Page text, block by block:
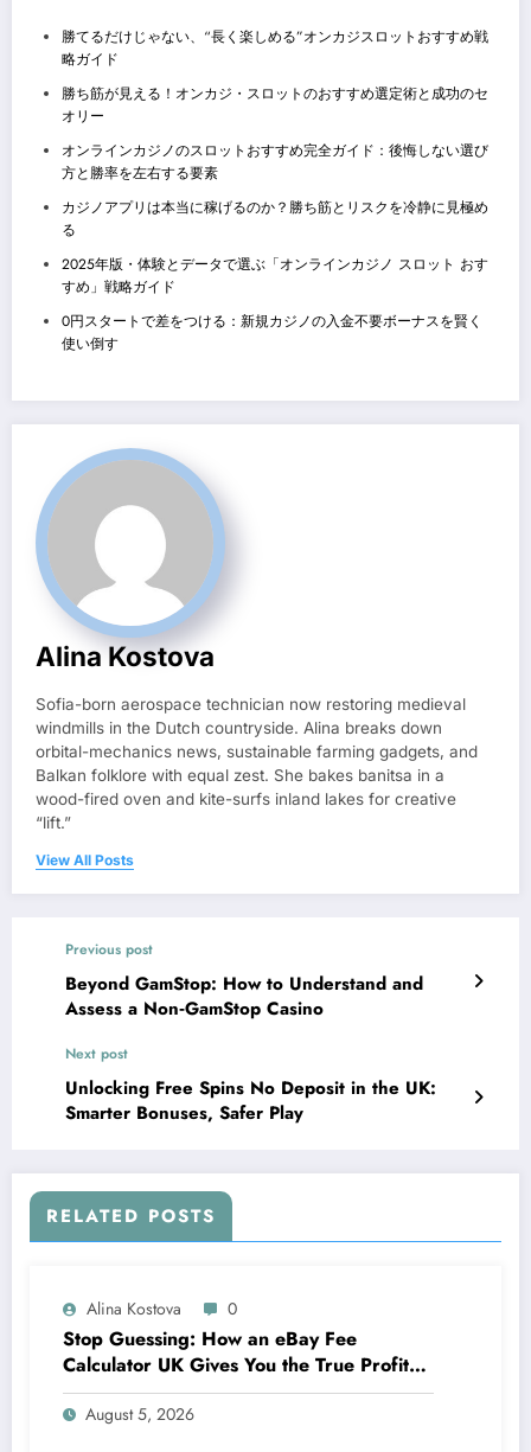
勝てるだけじゃない、“長く楽しめる”オンカジスロットおすすめ戦
略ガイド
勝ち筋が見える！オンカジ・スロットのおすすめ選定術と成功のセ
オリー
オンラインカジノのスロットおすすめ完全ガイド：後悔しない選び
方と勝率を左右する要素
カジノアプリは本当に稼げるのか？勝ち筋とリスクを冷静に見極め
る
2025年版・体験とデータで選ぶ「オンラインカジノ スロット おす
すめ」戦略ガイド
0円スタートで差をつける：新規カジノの入金不要ボーナスを賢く
使い倒す
Alina Kostova
Sofia-born aerospace technician now restoring medieval
windmills in the Dutch countryside. Alina breaks down
orbital-mechanics news, sustainable farming gadgets, and
Balkan folklore with equal zest. She bakes banitsa in a
wood-fired oven and kite-surfs inland lakes for creative
“lift.”
View All Posts
Previous post
Beyond GamStop: How to Understand and
Assess a Non‑GamStop Casino
Next post
Unlocking Free Spins No Deposit in the UK:
Smarter Bonuses, Safer Play
RELATED POSTS
Alina Kostova 0
Stop Guessing: How an eBay Fee
Calculator UK Gives You the True Profit
Picture
August 5, 2026